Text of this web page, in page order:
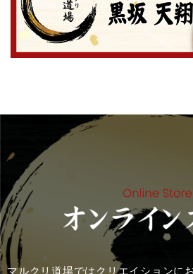
マルクリ道場ではクリエイションに